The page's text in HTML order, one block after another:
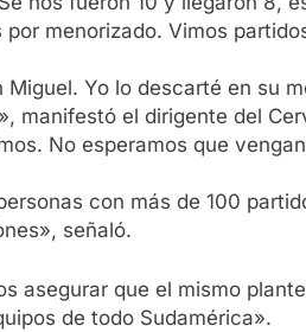
menorizado. Vimos
Yo lo descarté en su
manifestó el dirigente del
No esperamos que
con más de 100
señaló.
asegurar que el mismo
de todo Sudamérica».